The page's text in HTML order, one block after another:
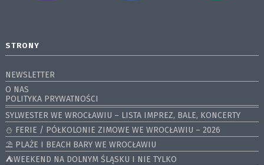
STRONY
NEWSLETTER
O NAS
POLITYKA PRYWATNOŚCI
SYLWESTER WE WROCŁAWIU – LISTA IMPREZ, BALE, KONCERTY
⛄️ FERIE / PÓŁKOLONIE ZIMOWE WE WROCŁAWIU – 2026
⛱️ PLAŻE I BEACH BARY WE WROCŁAWIU
⛺️WEEKEND NA DOLNYM ŚLĄSKU I NIE TYLKO